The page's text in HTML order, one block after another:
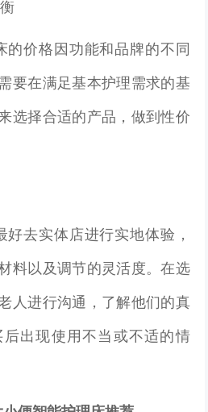
的价格因功能和品牌的不同
要在满足基本护理需求的基
选择合适的产品，做到性价
好去实体店进行实地体验，
料以及调节的灵活度。在选
人进行沟通，了解他们的真
出现使用不当或不适的情